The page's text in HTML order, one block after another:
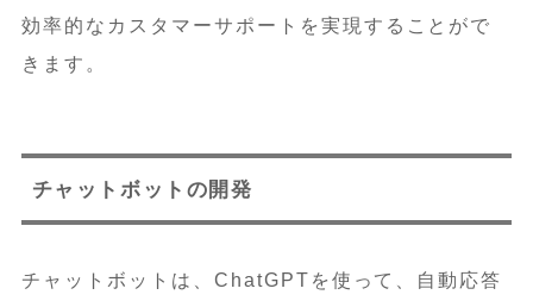
効率的なカスタマーサポートを実現することがで
きます。
チャットボットの開発
チャットボットは、ChatGPTを使って、自動応答